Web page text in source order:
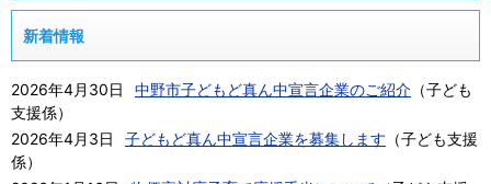
新着情報
2026年4月30日 中野市子どもど真ん中宣言企業のご紹介 （子ども
支援係）
2026年4月3日
子どもど真ん中宣言企業を募集します （子ども支援
係）